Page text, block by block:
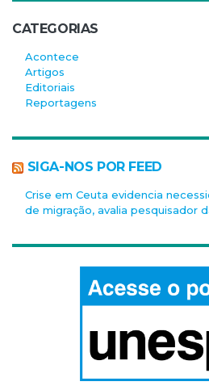
CATEGORIAS
Acontece
Artigos
Editoriais
Reportagens
SIGA-NOS POR FEED
Crise em Ceuta evidencia
de migração, avalia pesquisador